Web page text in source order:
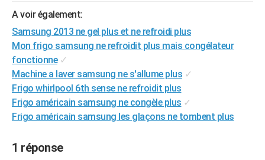
Guides de France
Escapades
Patrimoine
Expositions
Musées
Week-end nature
+LIFESTYLE
Art de vivre
Bien-être
Loisirs
ModeModes de vie
SANTE
Alimentation
Guide de la santé
Maladies
Médicaments
Sommeil
Destinations
City break
Voyage nature
Voyage de noces
Forum
Climat
PHOTO
GUIDES D'ACHAT
A voir également:
Samsung 2013 ne gel plus et ne refroidi plus
Mon frigo samsung ne refroidit plus mais congélateur
fonctionne ✓
Machine a laver samsung ne s'allume plus ✓
Frigo whirlpool 6th sense ne refroidit plus
Frigo américain samsung ne congèle plus ✓
Frigo américain samsung les glaçons ne tombent plus
1 réponse